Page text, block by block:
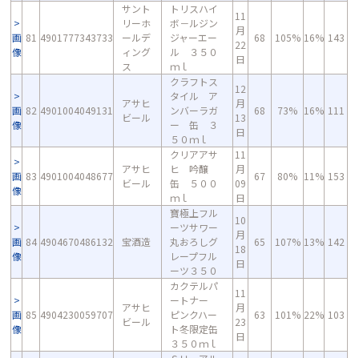
画
像
81 4901777343733
サント
リーホ
ールデ
ィング
ス
トリスハイ
ボ－ルジン
ジャーエー
ル ３５０
ｍｌ
11
月
22
日
68 105% 16% 143
画
像
82 4901004049131
アサヒ
ビール
クラフトス
タイル ア
ンバーラガ
ー 缶 ３
５０ｍｌ
12
月
13
日
68 73% 16% 111
画
像
83 4901004048677
アサヒ
ビール
クリアアサ
ヒ 吟醸
缶 ５００
ｍｌ
11
月
09
日
67 80% 11% 153
画
像
84 4904670486132 宝酒造
寶極上フル
ーツサワー
丸おろしグ
レープフル
ーツ３５０
10
月
18
日
65 107% 13% 142
画
像
85 4904230059707
アサヒ
ビール
カクテルパ
ートナー
ピンクハー
ト冬限定缶
３５０ｍｌ
11
月
23
日
63 101% 22% 103